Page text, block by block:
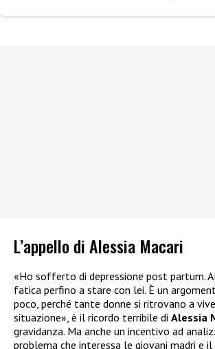
L’appello di Alessia Macari
«Ho sofferto di depressione post partum.
fatica perfino a stare con lei. È un
poco, perché tante donne si ritrovano a
situazione», è il ricordo terribile di Alessia
gravidanza. Ma anche un incentivo ad
problema che interessa le giovani madri e